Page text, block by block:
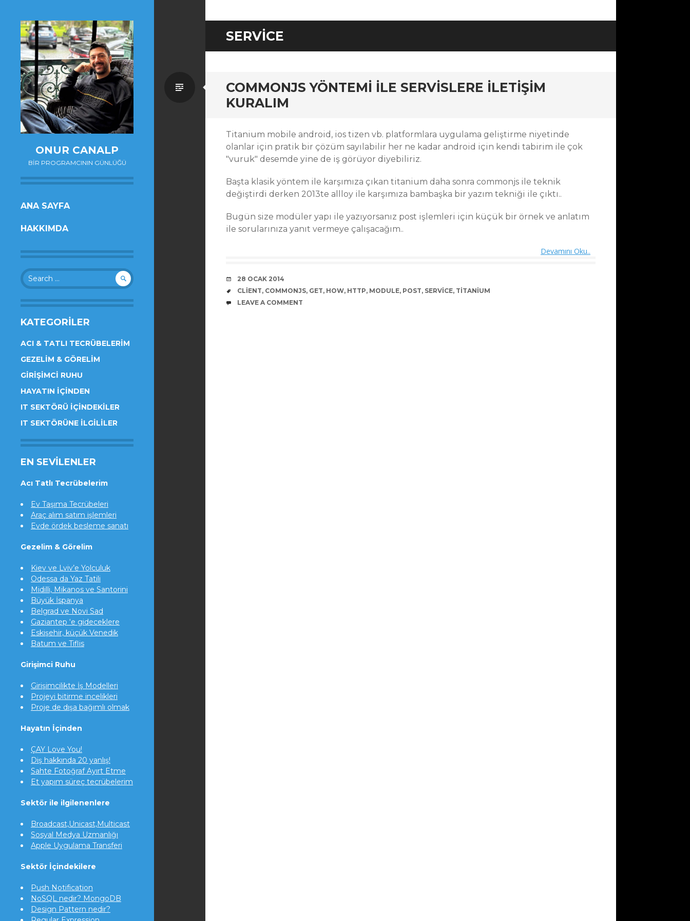
ONUR CANALP
BIR PROGRAMCININ GÜNLÜĞÜ
SKIP
CONTENT
ANA SAYFA
HAKKIMDA
Search
for:
KATEGORILER
ACI & TATLI TECRÜBELERIM
GEZELIM & GÖRELIM
GIRIŞIMCI RUHU
HAYATIN İÇINDEN
IT SEKTÖRÜ İÇINDEKILER
IT SEKTÖRÜNE İLGILILER
EN SEVILENLER
Acı Tatlı Tecrübelerim
Ev Taşıma Tecrübeleri
Araç alım satım işlemleri
Evde ördek besleme sanatı
Gezelim & Görelim
Kiev ve Lviv’e Yolculuk
Odessa da Yaz Tatili
Midilli, Mikanos ve Santorini
Büyük İspanya
Belgrad ve Novi Sad
Gaziantep ‘e gideceklere
Eskişehir, küçük Venedik
Batum ve Tiflis
Girişimci Ruhu
Girişimcilikte İş Modelleri
Projeyi bitirme incelikleri
Proje de dışa bağımlı olmak
Hayatın İçinden
ÇAY Love You!
Diş hakkında 20 yanlış!
Sahte Fotoğraf Ayırt Etme
Et yapım süreç tecrübelerim
Sektör ile ilgilenenlere
Broadcast,Unicast,Multicast
Sosyal Medya Uzmanlığı
Apple Uygulama Transferi
Sektör İçindekilere
Push Notification
NoSQL nedir? MongoDB
Design Pattern nedir?
SERVICE
COMMONJS YÖNTEMI ILE SERVISLERE ILETIŞIM
KURALIM
Standard
Titanium mobile android, ios tizen vb. platformlara uygulama geliştirme niyetinde
olanlar için pratik bir çözüm sayılabilir her ne kadar android için kendi tabirim ile çok
"vuruk" desemde yine de iş görüyor diyebiliriz.
Başta klasik yöntem ile karşımıza çıkan titanium daha sonra commonjs ile teknik
değiştirdi derken 2013te allloy ile karşımıza bambaşka bir yazım tekniği ile çıktı..
Bugün size modüler yapı ile yazıyorsanız post işlemleri için küçük bir örnek ve anlatım
ile sorularınıza yanıt vermeye çalışacağım..
Devamını Oku..
DATE
28 OCAK 2014
TAGS
CLIENT, COMMONJS, GET, HOW, HTTP, MODULE, POST, SERVICE, TITANIUM
COMMENTS
LEAVE A COMMENT